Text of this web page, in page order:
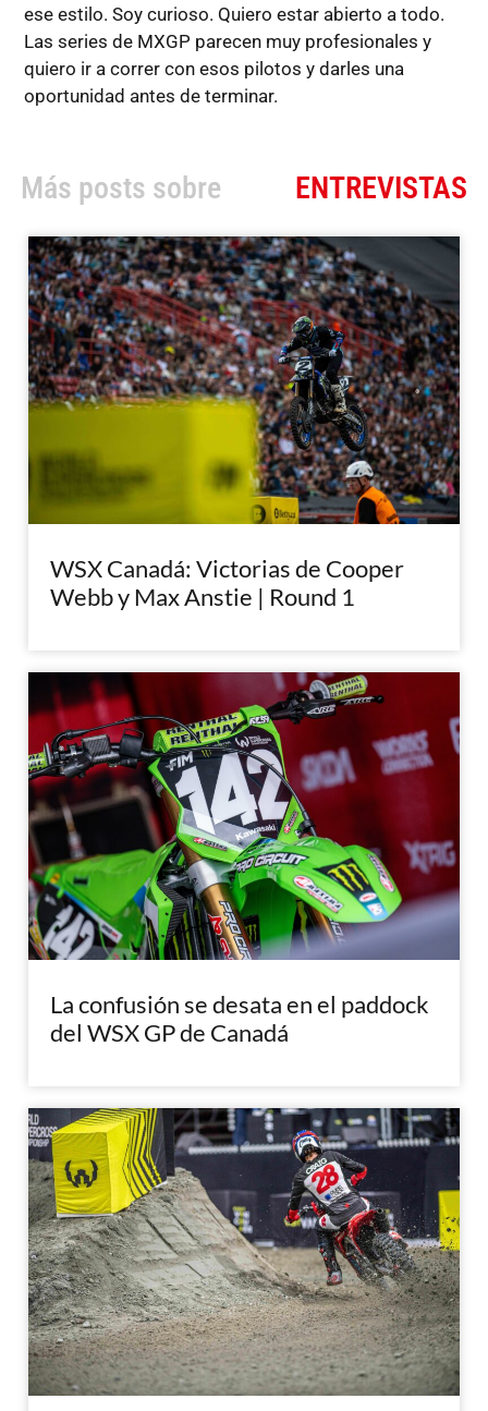
ese estilo. Soy curioso. Quiero estar abierto a todo.
Las series de MXGP parecen muy profesionales y
quiero ir a correr con esos pilotos y darles una
oportunidad antes de terminar.
Más posts sobre ENTREVISTAS
WSX Canadá: Victorias de Cooper
Webb y Max Anstie | Round 1
La confusión se desata en el paddock
del WSX GP de Canadá